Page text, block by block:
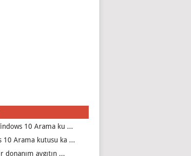
10 Arama ku ...
10 Arama kutusu ka ...
aygıtın ...